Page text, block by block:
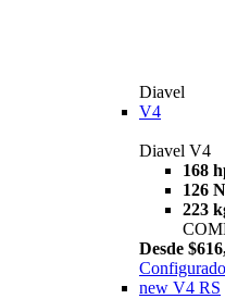
Diavel
V4
Diavel V4
168
126
223
Desde
new V4 RS